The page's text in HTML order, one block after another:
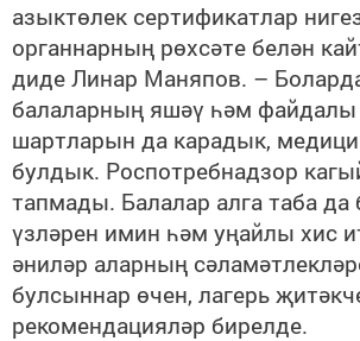
азыктөлек сертификатлар
органнарның рөхсәте белән
диде Линар Маняпов. –
балаларның яшәү һәм файдалы
шартларын да карадык,
булдык. Роспотребнадзор
тапмады. Балалар алга таба да
үзләрен имин һәм уңайлы хис
әниләр аларның
булсыннар өчен, лагерь
рекомендацияләр бирелде.